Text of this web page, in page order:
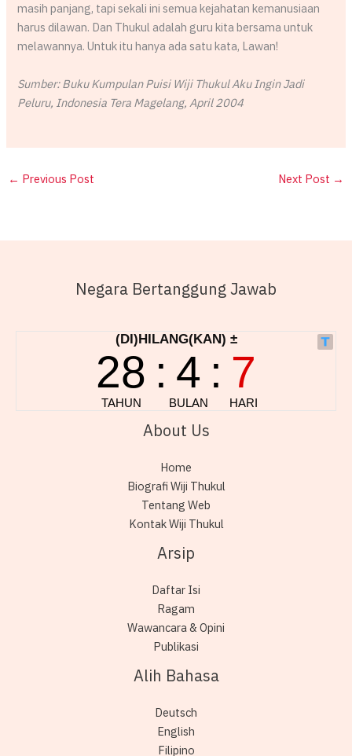
masih panjang, tapi sekali ini semua kejahatan kemanusiaan
harus dilawan. Dan Thukul adalah guru kita bersama untuk
melawannya. Untuk itu hanya ada satu kata, Lawan!
Sumber: Buku Kumpulan Puisi Wiji Thukul Aku Ingin Jadi
Peluru, Indonesia Tera Magelang, April 2004
← Previous Post Next Post →
Negara Bertanggung Jawab
About Us
Home
Biografi Wiji Thukul
Tentang Web
Kontak Wiji Thukul
Arsip
Daftar Isi
Ragam
Wawancara & Opini
Publikasi
Alih Bahasa
Deutsch
English
Filipino